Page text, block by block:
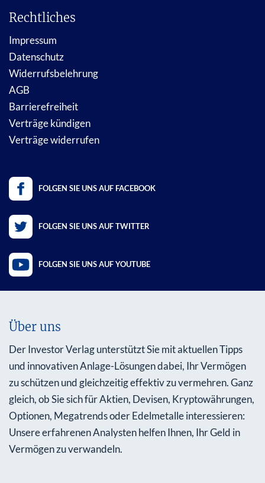
Rechtliches
Impressum
Datenschutz
Widerrufsbelehrung
AGB
Barrierefreiheit
Verträge kündigen
Verträge widerrufen
FOLGEN SIE UNS AUF FACEBOOK
FOLGEN SIE UNS AUF TWITTER
FOLGEN SIE UNS AUF YOUTUBE
Über uns
Der Investor Verlag unterstützt Sie mit aktuellen Tipps
und innovativen Anlage-Lösungen dabei, Ihr Vermögen
zu schützen und gleichzeitig effektiv zu vermehren. Ganz
gleich, ob Sie sich für Aktien, Devisen, Kryptowährungen,
Optionen, Megatrends oder Edelmetalle interessieren:
Unsere erfahrenen Analysten helfen Ihnen, Ihr Geld in
Vermögen zu verwandeln.